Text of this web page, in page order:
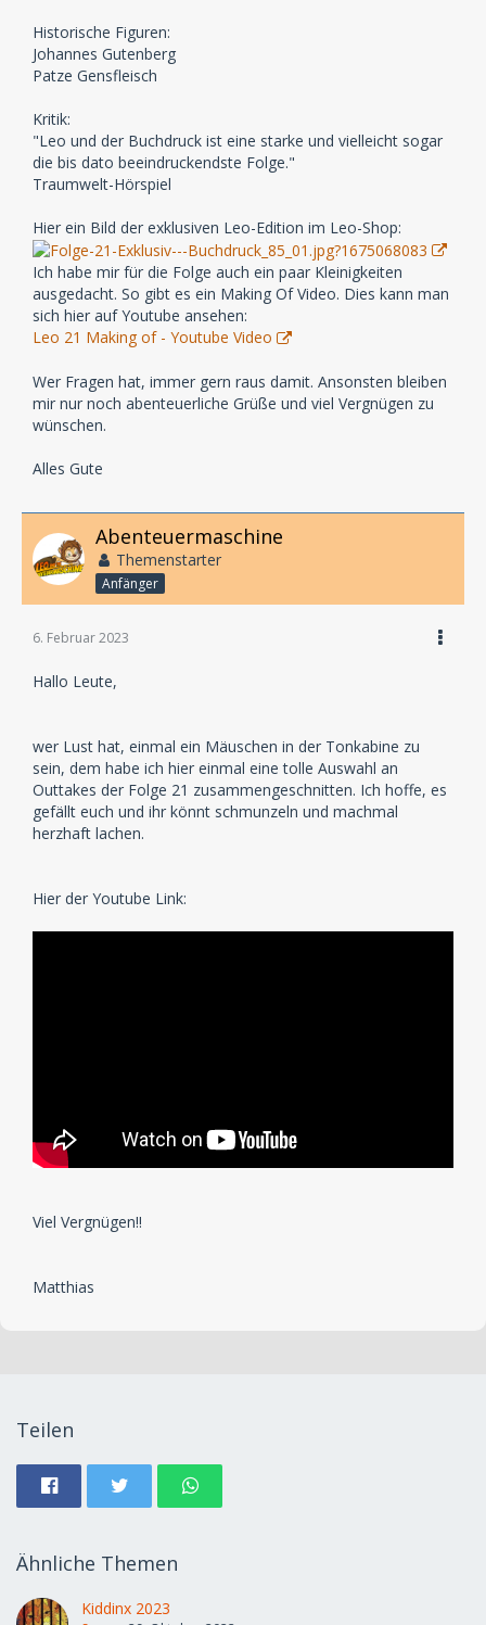
Historische Figuren:
Johannes Gutenberg
Patze Gensfleisch
Kritik:
"Leo und der Buchdruck ist eine starke und vielleicht sogar
die bis dato beeindruckendste Folge."
Traumwelt-Hörspiel
Hier ein Bild der exklusiven Leo-Edition im Leo-Shop:
Ich habe mir für die Folge auch ein paar Kleinigkeiten
ausgedacht. So gibt es ein Making Of Video. Dies kann man
sich hier auf Youtube ansehen:
Leo 21 Making of - Youtube Video
Wer Fragen hat, immer gern raus damit. Ansonsten bleiben
mir nur noch abenteuerliche Grüße und viel Vergnügen zu
wünschen.
Alles Gute
Abenteuermaschine
Themenstarter
Anfänger
6. Februar 2023
Hallo Leute,
wer Lust hat, einmal ein Mäuschen in der Tonkabine zu
sein, dem habe ich hier einmal eine tolle Auswahl an
Outtakes der Folge 21 zusammengeschnitten. Ich hoffe, es
gefällt euch und ihr könnt schmunzeln und machmal
herzhaft lachen.
Hier der Youtube Link:
Viel Vergnügen!!
Matthias
Teilen
Ähnliche Themen
Kiddinx 2023